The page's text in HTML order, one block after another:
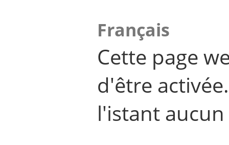
Français
Cette page
d'être
l'istant